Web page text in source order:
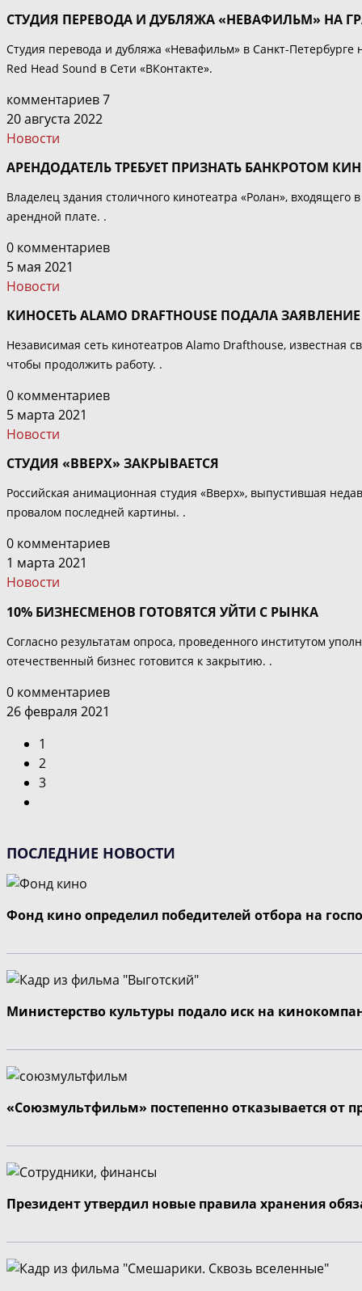
СТУДИЯ ПЕРЕВОДА И ДУБЛЯЖА «НЕВАФИЛЬМ» НА
Студия перевода и дубляжа «Невафильм» в Санкт-
Red Head Sound в Сети «ВКонтакте».
комментариев 7
20 августа 2022
Новости
АРЕНДОДАТЕЛЬ ТРЕБУЕТ ПРИЗНАТЬ БАНКРОТОМ
Владелец здания столичного кинотеатра «Ролан», входящего
арендной плате. .
0 комментариев
5 мая 2021
Новости
КИНОСЕТЬ ALAMO DRAFTHOUSE ПОДАЛА
Независимая сеть кинотеатров Alamo Drafthouse, известная
чтобы продолжить работу. .
0 комментариев
5 марта 2021
Новости
СТУДИЯ «ВВЕРХ» ЗАКРЫВАЕТСЯ
Российская анимационная студия «Вверх», выпустившая
провалом последней картины. .
0 комментариев
1 марта 2021
Новости
10% БИЗНЕСМЕНОВ ГОТОВЯТСЯ УЙТИ С РЫНКА
Согласно результатам опроса, проведенного институтом
отечественный бизнес готовится к закрытию. .
0 комментариев
26 февраля 2021
1
2
3
страницу
ПОСЛЕДНИЕ НОВОСТИ
Фонд кино определил победителей отбора на
Министерство культуры подало иск на
«Союзмультфильм» постепенно отказывается от
Президент утвердил новые правила хранения